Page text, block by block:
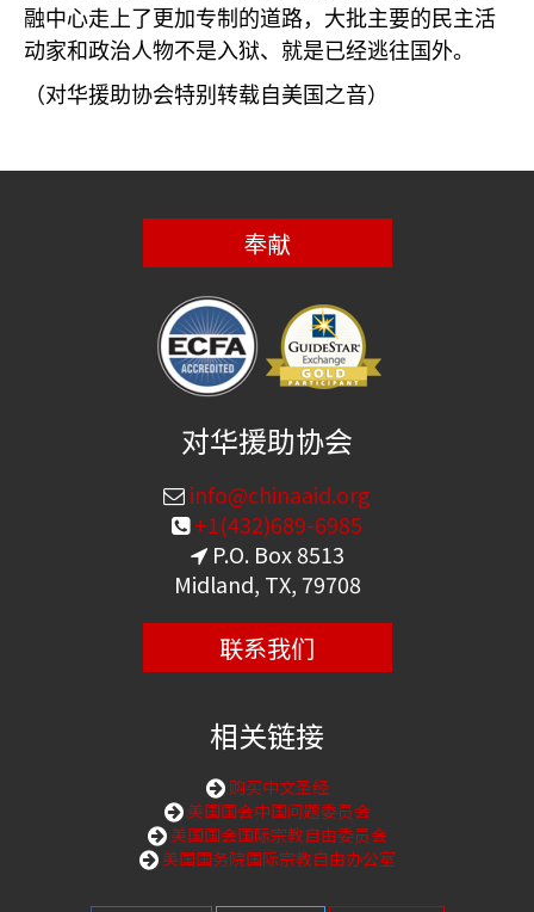
融中心走上了更加专制的道路，大批主要的民主活
动家和政治人物不是入狱、就是已经逃往国外。
（对华援助协会特别转载自美国之音）
奉献
对华援助协会
info@chinaaid.org
+1(432)689-6985
P.O. Box 8513
Midland, TX, 79708
联系我们
相关链接
购买中文圣经
美国国会中国问题委员会
美国国会国际宗教自由委员会
美国国务院国际宗教自由办公室